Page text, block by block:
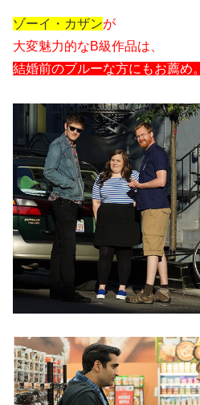
ゾーイ・カザンが
大変魅力的なB級作品は、
結婚前のブルーな方にもお薦め。